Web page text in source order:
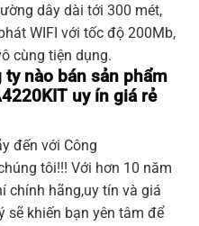
dây dài tới 300 mét,
WIFI với tốc độ 200Mb,
cùng tiện dụng.
nào bán sản phẩm
uy ín giá rẻ
đến với Công
tôi!!! Với hơn 10 năm
chính hãng,uy tín và giá
sẽ khiến bạn yên tâm để